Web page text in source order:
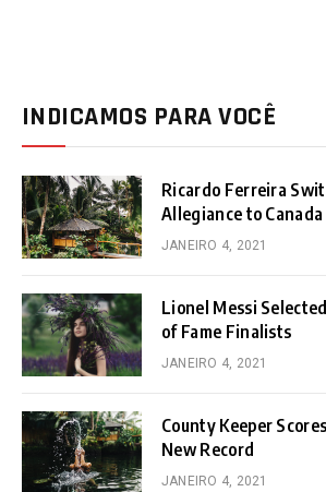
INDICAMOS PARA VOCÊ
Ricardo Ferreira
Allegiance to Canada
JANEIRO 4, 2021
Lionel Messi Selected
of Fame Finalists
JANEIRO 4, 2021
County Keeper
New Record
JANEIRO 4, 2021